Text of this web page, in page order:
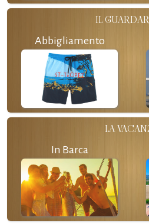
IL
Abbigliamento
LA
In Barca